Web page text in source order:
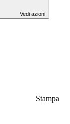
Vedi azioni
Stampa